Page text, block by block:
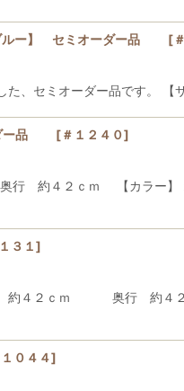
ルー】 セミオーダー品 [
、セミオーダー品です。
ダー品 [＃１２４０]
４２ｃｍ 【カラー】 オ
３１]
横幅 約４２ｃｍ 奥行
１０４４]